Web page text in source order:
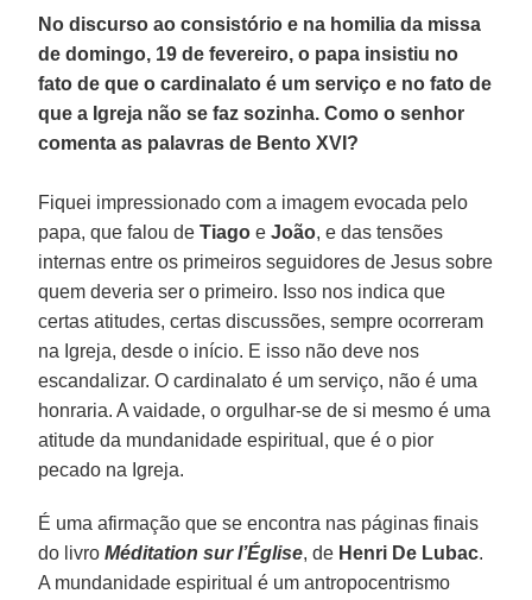
No discurso ao consistório e na homilia da missa
de domingo, 19 de fevereiro, o papa insistiu no
fato de que o cardinalato é um serviço e no fato de
que a Igreja não se faz sozinha. Como o senhor
comenta as palavras de Bento XVI?
Fiquei impressionado com a imagem evocada pelo
papa, que falou deTiagoeJoão, e das tensões
internas entre os primeiros seguidores de Jesus sobre
quem deveria ser o primeiro. Isso nos indica que
certas atitudes, certas discussões, sempre ocorreram
na Igreja, desde o início. E isso não deve nos
escandalizar. O cardinalato é um serviço, não é uma
honraria. A vaidade, o orgulhar-se de si mesmo é uma
atitude da mundanidade espiritual, que é o pior
pecado na Igreja.
É uma afirmação que se encontra nas páginas finais
do livroMéditation sur l’Église, de Henri De Lubac.
A mundanidade espiritual é um antropocentrismo